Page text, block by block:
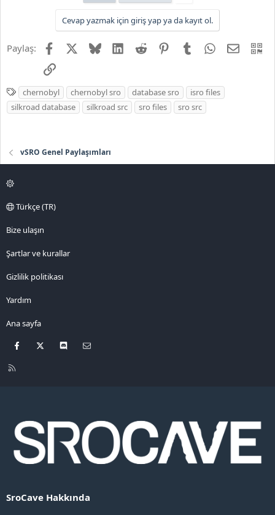
Cevap yazmak için giriş yap ya da kayıt ol.
Paylaş: Facebook BlueskyLinkedIn
Reddit PinterestTumblr WhatsApp
E-posta
Link
E
t
i
t
chernobyl chernobyl sro database sro
isro files
silkroad database
silkroad src sro files sro src
vSRO Genel Paylaşımları
Türkçe (TR)
Bize ulaşın
Şartlar ve kurallar
Gizlilik politikası
Yardım
Ana sayfa
Facebook Discord
R
SroCave Hakkında